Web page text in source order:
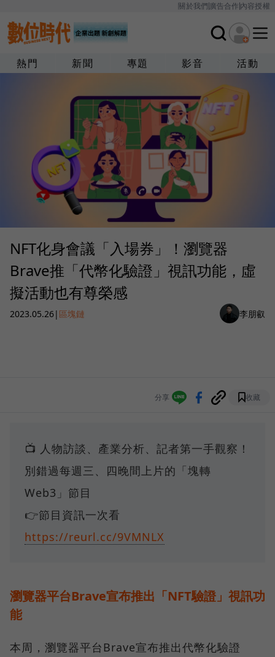
關於我們廣告合作內容授權
熱門 新聞 專題 影音 活動
NFT化身會議「入場券」！瀏覽器
Brave推「代幣化驗證」視訊功能，虛
擬活動也有尊榮感
2023.05.26| 區塊鏈 李朋叡
分享 收藏
📺 人物訪談、產業分析、記者第一手觀察！
別錯過每週三、四晚間上片的「塊轉
Web3」節目
👉節目資訊一次看
https://reurl.cc/9VMNLX
瀏覽器平台Brave宣布推出「NFT驗證」視訊功
能
本周，瀏覽器平台Brave宣布推出代幣化驗證